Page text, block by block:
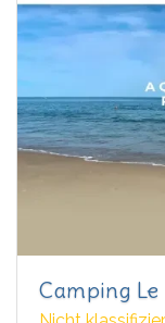
Camping